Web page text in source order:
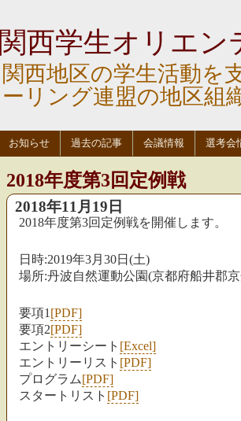
関西学生オリエン
関西地区の学生活動を
ーリング連盟の地区組
お知らせ 過去の記事 会議情報 選考会
2018年度第3回定例戦
2018年11月19日
2018年度第3回定例戦を開催します。
日時:2019年3月30日(土)
場所:丹波自然運動公園(京都府船井郡
要項1 [PDF]
要項2[PDF]
エントリーシート [Excel]
エントリーリスト [PDF]
プログラム[PDF]
スタートリスト [PDF]